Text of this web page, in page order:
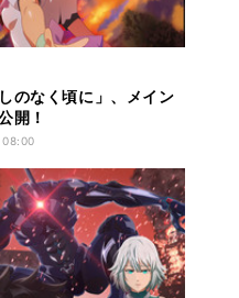
のなく頃に」、メイン
開！
情報